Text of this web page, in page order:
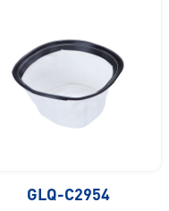
GLQ-C2954